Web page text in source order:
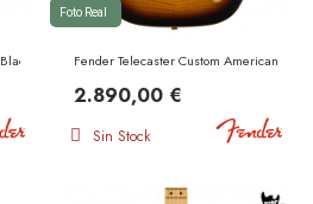
Fender Telecaster Custom American
2.890,00 €
Foto Real
Sin Stock